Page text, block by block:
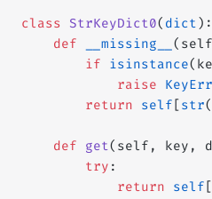
class StrKeyDict0( dict ):
    def
__missing__
        if
isinstance
            raise
        return
self [ str
    def
get(self, key,
        try
:
            return
self